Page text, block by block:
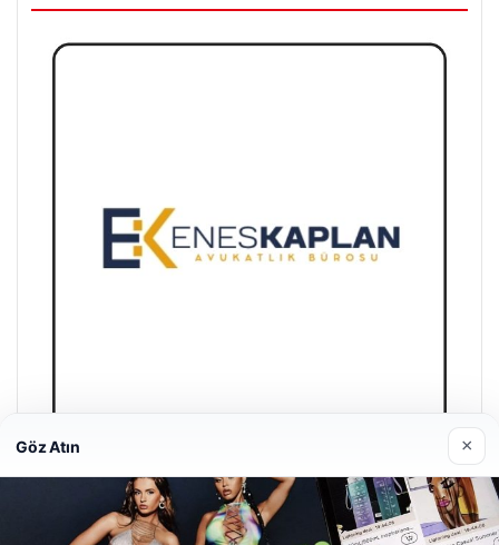
Enes Kaplan Avukatlık Bürosu
Göz Atın ×